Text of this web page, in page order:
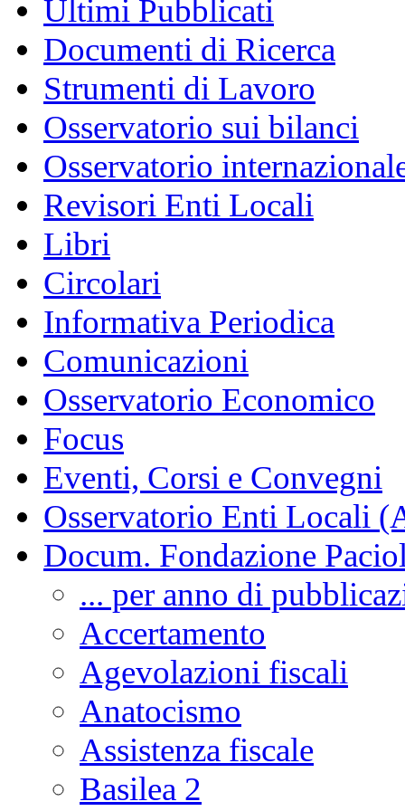
Ultimi Pubblicati
Documenti di Ricerca
Strumenti di Lavoro
Osservatorio sui bilanci
Osservatorio
Revisori Enti Locali
Libri
Circolari
Informativa Periodica
Comunicazioni
Osservatorio Economico
Focus
Eventi, Corsi e Convegni
Osservatorio Enti Locali
Docum. Fondazione
... per anno di
Accertamento
Agevolazioni fiscali
Anatocismo
Assistenza fiscale
Basilea 2